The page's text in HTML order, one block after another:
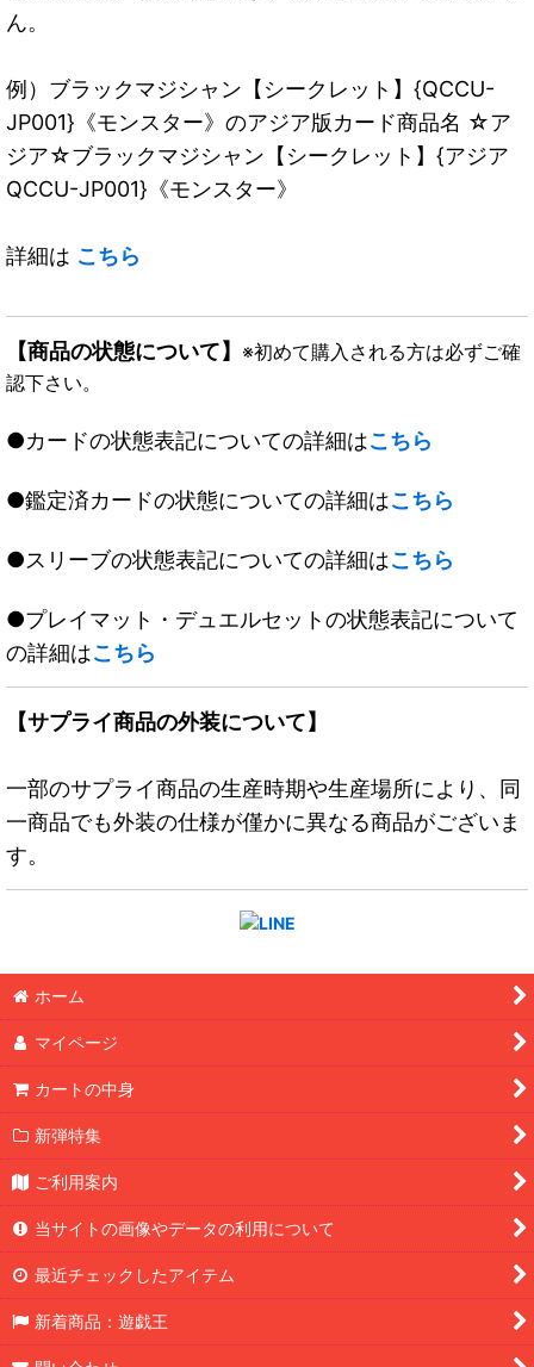
ん。
例）ブラックマジシャン【シークレット】{QCCU-
JP001}《モンスター》のアジア版カード商品名 ☆ア
ジア☆ブラックマジシャン【シークレット】{アジア
QCCU-JP001}《モンスター》
詳細は こちら
【商品の状態について】 ※初めて購入される方は必ずご確
認下さい。
●カードの状態表記についての詳細はこちら
●鑑定済カードの状態についての詳細はこちら
●スリーブの状態表記についての詳細はこちら
●プレイマット・デュエルセットの状態表記について
の詳細はこちら
【サプライ商品の外装について】
一部のサプライ商品の生産時期や生産場所により、同
一商品でも外装の仕様が僅かに異なる商品がございま
す。
ホーム
マイページ
カートの中身
新弾特集
ご利用案内
当サイトの画像やデータの利用について
最近チェックしたアイテム
新着商品：遊戯王